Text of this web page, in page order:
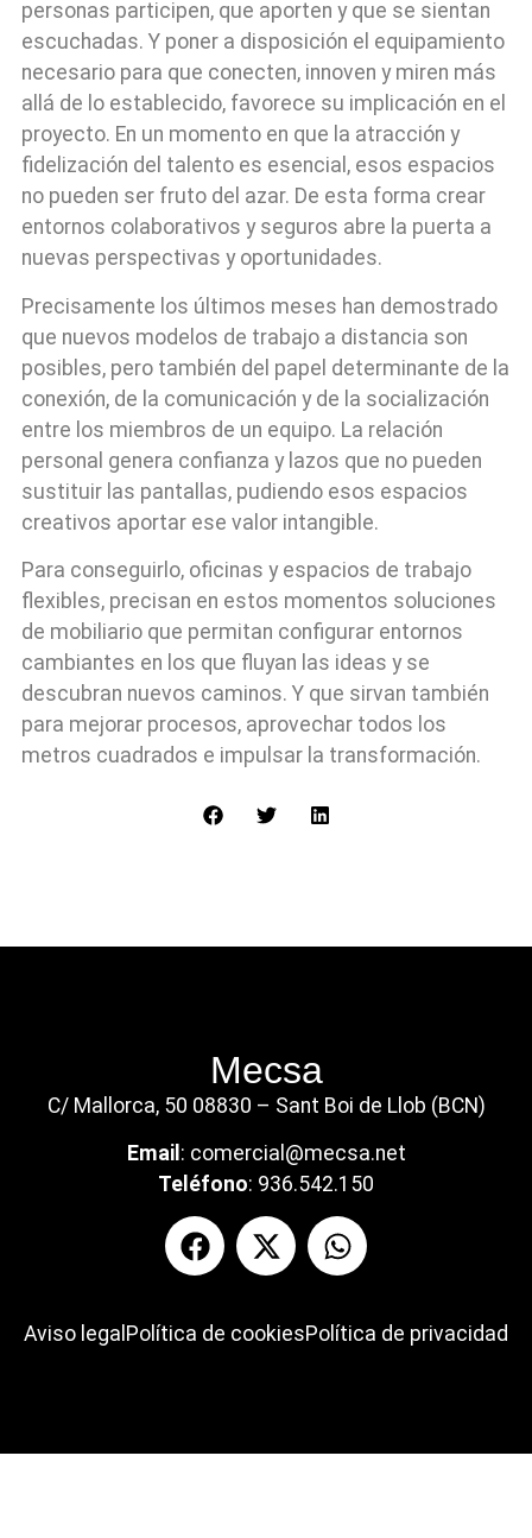
personas participen, que aporten y que se sientan
escuchadas. Y poner a disposición el equipamiento
necesario para que conecten, innoven y miren más
allá de lo establecido, favorece su implicación en el
proyecto. En un momento en que la atracción y
fidelización del talento es esencial, esos espacios
no pueden ser fruto del azar. De esta forma crear
entornos colaborativos y seguros abre la puerta a
nuevas perspectivas y oportunidades.
Precisamente los últimos meses han demostrado
que nuevos modelos de trabajo a distancia son
posibles, pero también del papel determinante de la
conexión, de la comunicación y de la socialización
entre los miembros de un equipo. La relación
personal genera confianza y lazos que no pueden
sustituir las pantallas, pudiendo esos espacios
creativos aportar ese valor intangible.
Para conseguirlo, oficinas y espacios de trabajo
flexibles, precisan en estos momentos soluciones
de mobiliario que permitan configurar entornos
cambiantes en los que fluyan las ideas y se
descubran nuevos caminos. Y que sirvan también
para mejorar procesos, aprovechar todos los
metros cuadrados e impulsar la transformación.
Mecsa
C/ Mallorca, 50 08830 – Sant Boi de Llob (BCN)
Email : comercial@mecsa.net
Teléfono: 936.542.150
Aviso legal Política de cookiesPolítica de privacidad